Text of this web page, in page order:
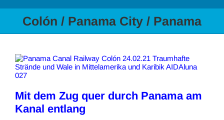
Colón / Panama City / Panama
Mit dem Zug quer durch Panama am
Kanal entlang